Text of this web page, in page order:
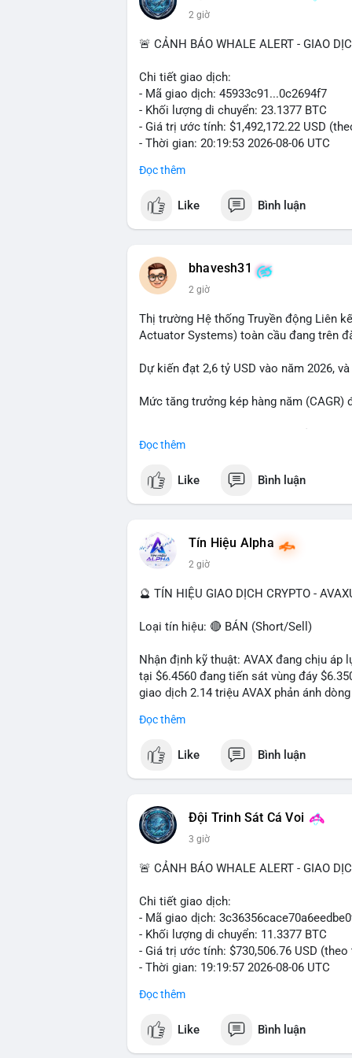
2 giờ
🚨 CẢNH BÁO WHALE ALERT - GIAO
Chi tiết giao dịch:
- Mã giao dịch: 45933c91...0c2694f7
- Khối lượng di chuyển: 23.1377 BTC
- Giá trị ước tính: $1,492,172.22 USD
- Thời gian: 20:19:53 2026-08-06 UTC
Nhận định phân tích hành vi của Cá voi
tiền đáng chú ý nhưng chưa đến mức
đang tái phân bổ tài sản giữa các ví
áp lực bán ngắn hạn có thể xuất hiện,
Lời khuyên ngắn gọn cho nhà đầu tư
trọng đòn bẩy. Ngược lại, nếu BTC
tích cực.
#23dot14btc #chuyenvilanh #aplucban
Đọc thêm
Like Bình luận
bhavesh31
2 giờ
Thị trường Hệ thống Truyền động Liên
Actuator Systems) toàn cầu đang trên
Dự kiến đạt 2,6 tỷ USD vào năm 2026,
Mức tăng trưởng kép hàng năm (CAGR)
Đọc thêm
Like Bình luận
Tín Hiệu Alpha
2 giờ
🔮 TÍN HIỆU GIAO DỊCH CRYPTO -
Loại tín hiệu: 🔴 BÁN (Short/Sell)
Nhận định kỹ thuật: AVAX đang chịu áp
tại $6.4560 đang tiến sát vùng đáy
giao dịch 2.14 triệu AVAX phản ánh
- Vùng Entry: $6.4500 - $6.4800
- Mục tiêu chốt lời (Take Profit - TP):
Lời khuyên quản trị vốn: Khối lượng lệnh
sau khi vào lệnh để bảo vệ tài khoản
#shortavax #avax6450 #bearishavax
Đọc thêm
Like Bình luận
Đội Trinh Sát Cá Voi
3 giờ
🚨 CẢNH BÁO WHALE ALERT - GIAO
Chi tiết giao dịch:
- Mã giao dịch:
- Khối lượng di chuyển: 11.3377 BTC
- Giá trị ước tính: $730,506.76 USD (theo
- Thời gian: 19:19:57 2026-08-06 UTC
Giao dịch 11.3377 BTC trị giá hơn 730
phải dòng tiền tổ chức khổng lồ. Hành
phản ánh hai kịch bản: hoặc cá voi
Đọc thêm
Like Bình luận